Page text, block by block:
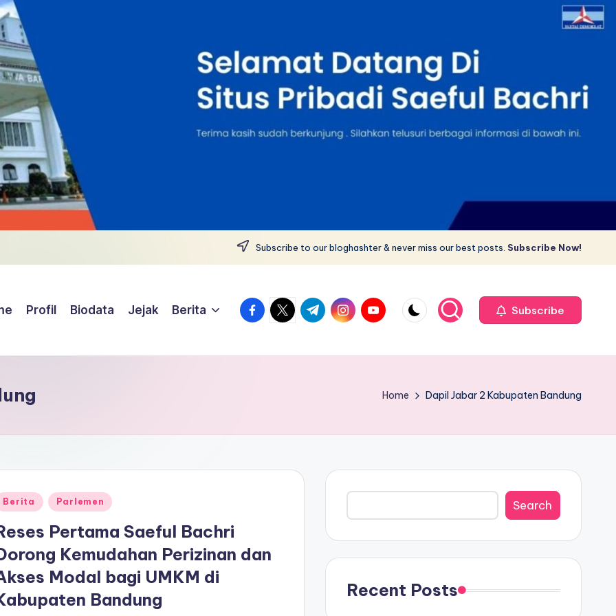
Subscribe to our bloghashter & never miss our best posts. Subscribe Now!
Profil Biodata Jejak Berita facebook.com
twitter.com
t.me instagram.com
youtube.com Subscribe
Home Dapil Jabar 2 Kabupaten Bandung
Berita Parlemen
Pertama Saeful Bachri
Kemudahan Perizinan dan
Modal bagi UMKM di
Bandung
Search
Search
Recent Posts